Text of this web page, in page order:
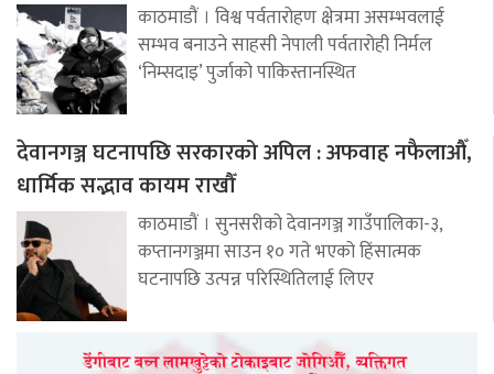
काठमाडौं । विश्व पर्वतारोहण क्षेत्रमा असम्भवलाई
सम्भव बनाउने साहसी नेपाली पर्वतारोही निर्मल
‘निम्सदाइ’ पुर्जाको पाकिस्तानस्थित
देवानगञ्ज घटनापछि सरकारको अपिल : अफवाह नफैलाऔँ,
धार्मिक सद्भाव कायम राखौँ
काठमाडौं । सुनसरीको देवानगञ्ज गाउँपालिका-३,
कप्तानगञ्जमा साउन १० गते भएको हिंसात्मक
घटनापछि उत्पन्न परिस्थितिलाई लिएर